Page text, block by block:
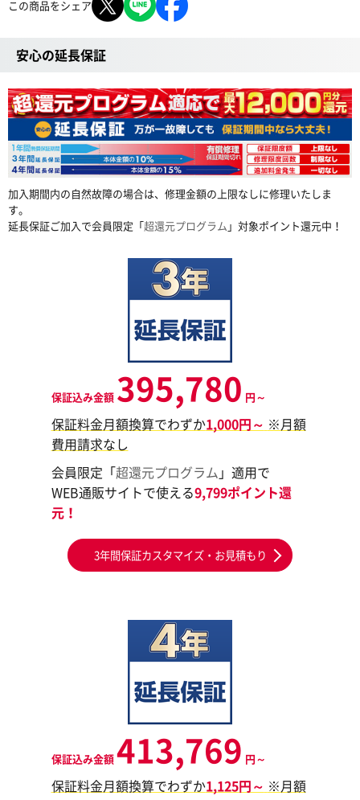
この商品をシェア
安心の延長保証
加入期間内の自然故障の場合は、修理金額の上限なしに修理いたしま
す。
延長保証ご加入で会員限定「超還元プログラム 」対象ポイント還元中！
保証込み金額 395,780 円～
保証料金月額換算でわずか1,000円～ ※月額
費用請求なし
会員限定「超還元プログラム 」適用で
WEB通販サイトで使える9,799ポイント還
元！
3年間保証カスタマイズ・お見積もり
保証込み金額413,769 円～
保証料金月額換算でわずか1,125円～ ※月額